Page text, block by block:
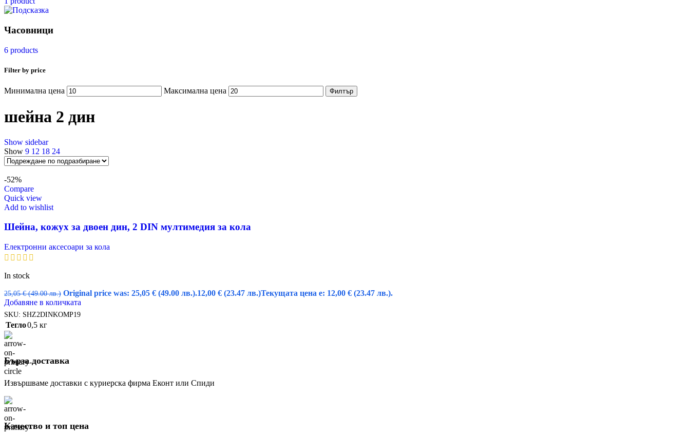
Часовници
6 products
Filter by price
Минимална цена Максимална цена Филтър
шейна 2 дин
Show sidebar
Show 9 12 18 24
-52%
Compare
Quick view
Add to wishlist
Шейна, кожух за двоен дин, 2 DIN мултимедия за кола
Електронни аксесоари за кола
In stock
25,05€ (49.00 лв.) Original price was: 25,05 € (49.00 лв.).12,00 € (23.47 лв.)Текущата цена е: 12,00 € (23.47 лв.).
Добавяне в количката
SKU: SHZ2DINKOMP19
Тегло0,5 кг
Бърза доставка
Извършваме доставки с куриерска фирма Еконт или Спиди
Качество и топ цена